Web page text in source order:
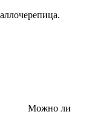
Можно ли